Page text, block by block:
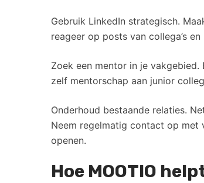
Gebruik LinkedIn strategisch.
reageer op posts van collega’s
Zoek een mentor in je
zelf mentorschap aan junior
Onderhoud bestaande relaties.
Neem regelmatig contact op met
openen.
Hoe MOOTIO